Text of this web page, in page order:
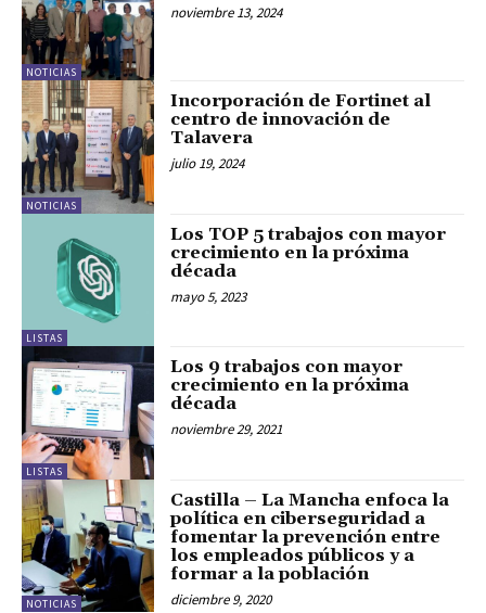
NOTICIAS
noviembre 13, 2024
NOTICIAS
Incorporación de Fortinet al
centro de innovación de
Talavera
julio 19, 2024
LISTAS
Los TOP 5 trabajos con mayor
crecimiento en la próxima
década
mayo 5, 2023
LISTAS
Los 9 trabajos con mayor
crecimiento en la próxima
década
noviembre 29, 2021
NOTICIAS
Castilla – La Mancha enfoca la
política en ciberseguridad a
fomentar la prevención entre
los empleados públicos y a
formar a la población
diciembre 9, 2020